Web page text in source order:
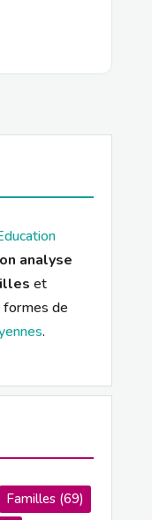
analyse
et
formes de
.
Familles(69)